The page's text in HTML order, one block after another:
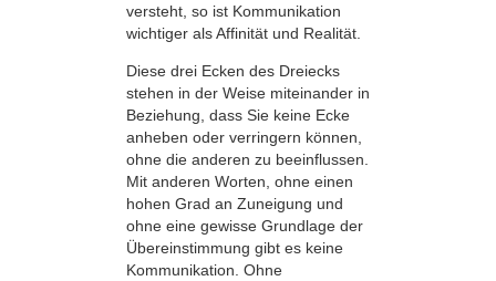
versteht, so ist Kommunikation
wichtiger als Affinität und Realität.
Diese drei Ecken des Dreiecks
stehen in der Weise miteinander in
Beziehung, dass Sie keine Ecke
anheben oder verringern können,
ohne die anderen zu beeinflussen.
Mit anderen Worten, ohne einen
hohen Grad an Zuneigung und
ohne eine gewisse Grundlage der
Übereinstimmung gibt es keine
Kommunikation. Ohne